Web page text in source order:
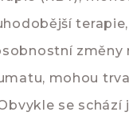
změny
mohou
se schází